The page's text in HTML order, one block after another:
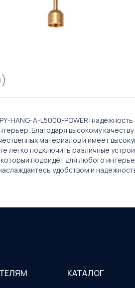
HANG-A-L5000-POWER:
Благодаря высокому
материалов и имеет
легко подключить различные
подойдёт для любого
удобством и
КАТАЛОГ